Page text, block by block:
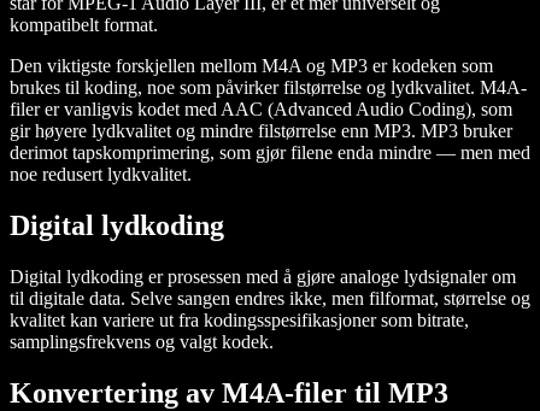
kompatibelt format.
Den viktigste forskjellen mellom M4A og MP3 er kodeken som
brukes til koding, noe som påvirker filstørrelse og lydkvalitet. M4A-
filer er vanligvis kodet med AAC (Advanced Audio Coding), som
gir høyere lydkvalitet og mindre filstørrelse enn MP3. MP3 bruker
derimot tapskomprimering, som gjør filene enda mindre — men med
noe redusert lydkvalitet.
Digital lydkoding
Digital lydkoding er prosessen med å gjøre analoge lydsignaler om
til digitale data. Selve sangen endres ikke, men filformat, størrelse og
kvalitet kan variere ut fra kodingsspesifikasjoner som bitrate,
samplingsfrekvens og valgt kodek.
Konvertering av M4A-filer til MP3